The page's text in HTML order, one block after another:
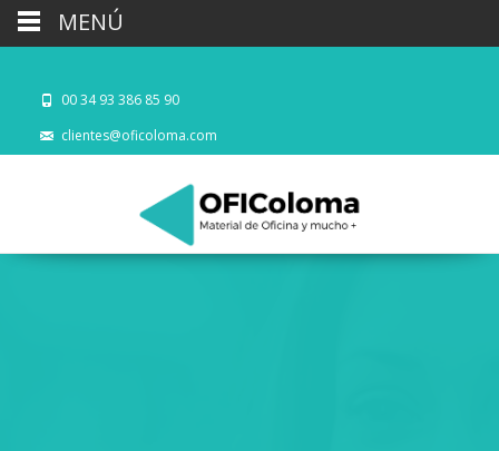
00 34 93 386 85 90
clientes@oficoloma.com
MENÚ